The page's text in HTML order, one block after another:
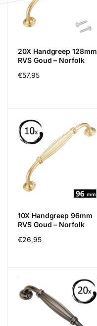
20X Handgreep 128mm
RVS Goud – Norfolk
Normale
€57,95
10X Handgreep 96mm
RVS Goud – Norfolk
Normale
€26,95